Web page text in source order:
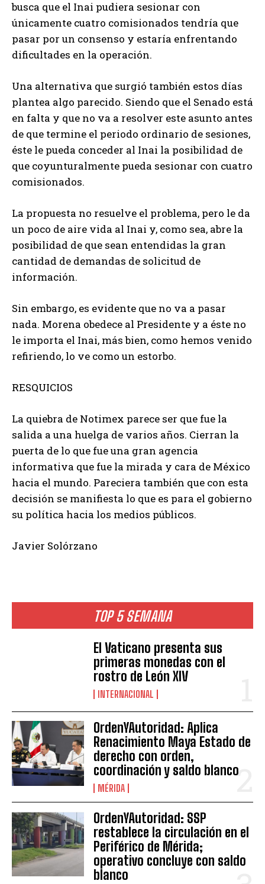
TOP 5 SEMANA
El Vaticano presenta sus
primeras monedas con el
rostro de León XIV
INTERNACIONAL
OrdenYAutoridad: Aplica
Renacimiento Maya Estado de
derecho con orden,
coordinación y saldo blanco
MÉRIDA
OrdenYAutoridad: SSP
restablece la circulación en el
Periférico de Mérida;
operativo concluye con saldo
blanco
busca que el Inai pudiera sesionar con
únicamente cuatro comisionados tendría que
pasar por un consenso y estaría enfrentando
dificultades en la operación.
Una alternativa que surgió también estos días
plantea algo parecido. Siendo que el Senado está
en falta y que no va a resolver este asunto antes
de que termine el periodo ordinario de sesiones,
éste le pueda conceder al Inai la posibilidad de
que coyunturalmente pueda sesionar con cuatro
comisionados.
La propuesta no resuelve el problema, pero le da
un poco de aire vida al Inai y, como sea, abre la
posibilidad de que sean entendidas la gran
cantidad de demandas de solicitud de
información.
Sin embargo, es evidente que no va a pasar
nada. Morena obedece al Presidente y a éste no
le importa el Inai, más bien, como hemos venido
refiriendo, lo ve como un estorbo.
RESQUICIOS
La quiebra de Notimex parece ser que fue la
salida a una huelga de varios años. Cierran la
puerta de lo que fue una gran agencia
informativa que fue la mirada y cara de México
hacia el mundo. Pareciera también que con esta
decisión se manifiesta lo que es para el gobierno
su política hacia los medios públicos.
Javier Solórzano